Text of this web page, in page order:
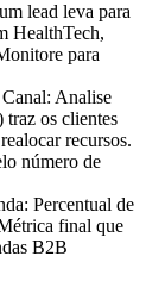
lead leva para
HealthTech,
para
Analise
os clientes
recursos.
número de
Percentual de
final que
B2B